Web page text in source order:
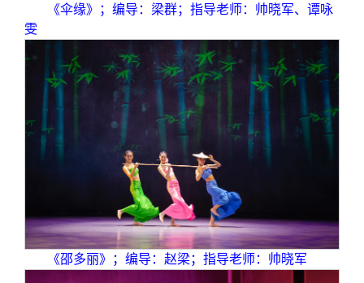
《伞缘》；编导：梁群；指导老师：帅晓军、谭咏
雯
《邵多丽》；编导：赵梁；指导老师：帅晓军